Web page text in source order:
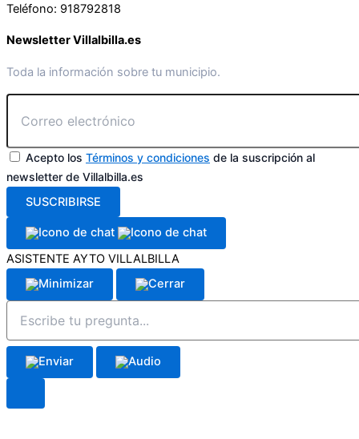
Teléfono: 918792818
Newsletter Villalbilla.es
Toda la información sobre tu municipio.
Acepto los Términos y condiciones de la suscripción al
newsletter de Villalbilla.es
SUSCRIBIRSE
ASISTENTE AYTO VILLALBILLA